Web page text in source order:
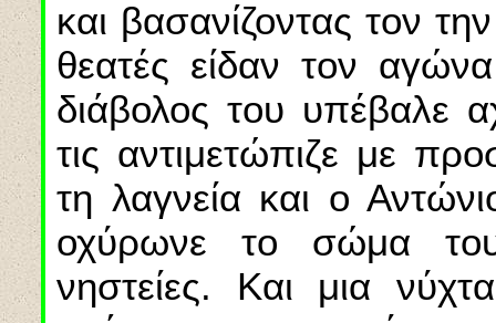
και βασανίζοντας τον
θεατές είδαν τον
διάβολος του υπέβαλε
τις αντιμετώπιζε με
τη λαγνεία και ο
οχύρωνε το σώμα
νηστείες. Και μια